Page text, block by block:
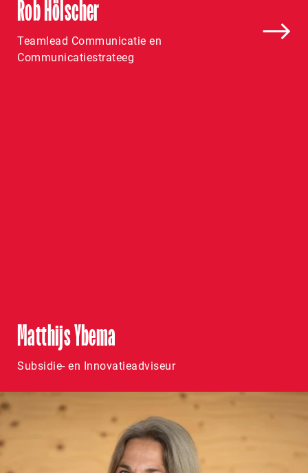
Rob Hölscher
Teamlead Communicatie en
Communicatiestrateeg
Matthijs Ybema
Subsidie- en Innovatieadviseur